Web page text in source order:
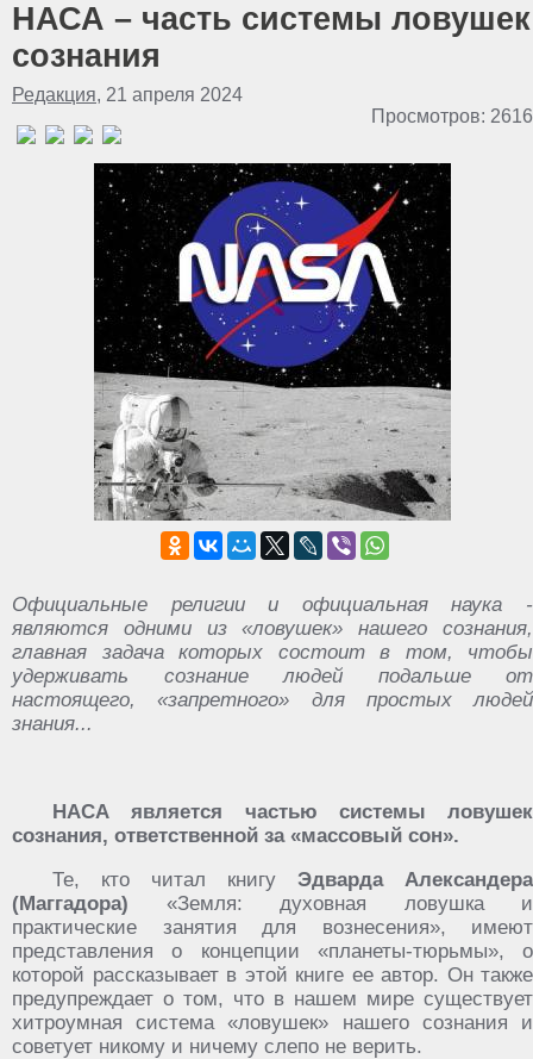
НАСА – часть системы ловушек
сознания
Редакция, 21 апреля 2024
Просмотров: 2616
Официальные религии и официальная наука -
являются одними из «ловушек» нашего сознания,
главная задача которых состоит в том, чтобы
удерживать сознание людей подальше от
настоящего, «запретного» для простых людей
знания...
НАСА является частью системы ловушек
сознания, ответственной за «массовый сон».
Те, кто читал книгу Эдварда Александера
(Маггадора) «Земля: духовная ловушка и
практические занятия для вознесения», имеют
представления о концепции «планеты-тюрьмы», о
которой рассказывает в этой книге ее автор. Он также
предупреждает о том, что в нашем мире существует
хитроумная система «ловушек» нашего сознания и
советует никому и ничему слепо не верить.